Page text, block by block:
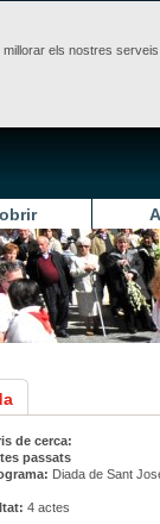
els nostres
de cerca:
passats
Diada de Sant
4 actes